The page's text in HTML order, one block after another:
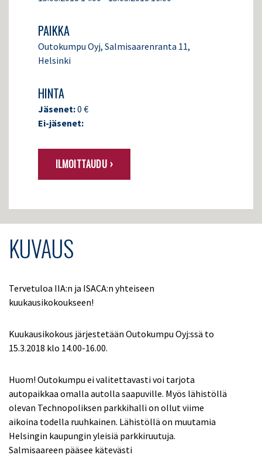
PAIKKA
Outokumpu Oyj, Salmisaarenranta 11,
Helsinki
HINTA
Jäsenet:0 €
Ei-jäsenet:
ILMOITTAUDU ›
KUVAUS
Tervetuloa IIA:n ja ISACA:n yhteiseen
kuukausikokoukseen!
Kuukausikokous järjestetään Outokumpu Oyj:ssä to
15.3.2018 klo 14.00-16.00.
Huom! Outokumpu ei valitettavasti voi tarjota
autopaikkaa omalla autolla saapuville. Myös lähistöllä
olevan Technopoliksen parkkihalli on ollut viime
aikoina todella ruuhkainen. Lähistöllä on muutamia
Helsingin kaupungin yleisiä parkkiruutuja.
Salmisaareen pääsee kätevästi